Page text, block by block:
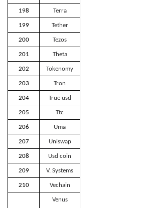
198 Terra
199 Tether
200 Tezos
201 Theta
202 Tokenomy
203 Tron
204 True usd
205 Ttc
206 Uma
207 Uniswap
208 Usd coin
209 V. Systems
210 Vechain
Venus